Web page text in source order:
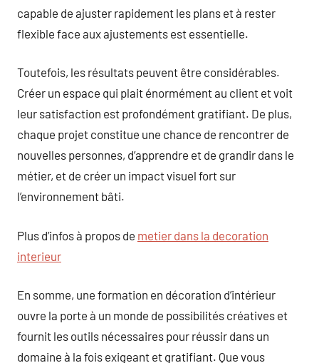
capable de ajuster rapidement les plans et à rester
flexible face aux ajustements est essentielle.
Toutefois, les résultats peuvent être considérables.
Créer un espace qui plait énormément au client et voit
leur satisfaction est profondément gratifiant. De plus,
chaque projet constitue une chance de rencontrer de
nouvelles personnes, d’apprendre et de grandir dans le
métier, et de créer un impact visuel fort sur
l’environnement bâti.
Plus d’infos à propos de metier dans la decoration
interieur
En somme, une formation en décoration d’intérieur
ouvre la porte à un monde de possibilités créatives et
fournit les outils nécessaires pour réussir dans un
domaine à la fois exigeant et gratifiant. Que vous